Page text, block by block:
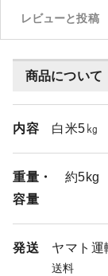
レビューと投稿
商品について
内容 白米5㎏
重量・
容量
約5kg
発送 ヤマト運
送料